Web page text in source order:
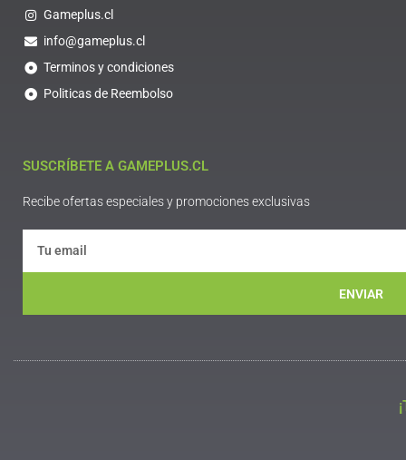
Gameplus.cl
info@gameplus.cl
Terminos y condiciones
Politicas de Reembolso
SUSCRÍBETE A GAMEPLUS.CL
Recibe ofertas especiales y promociones exclusivas
ENVIAR